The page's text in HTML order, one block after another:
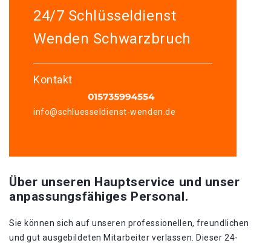
24/7 Schlüsseldienst
Wenden Schwarzbruch
Kontakt
info@schluesseldienst-wenden.de
Über unseren Hauptservice und unser
anpassungsfähiges Personal.
Sie können sich auf unseren professionellen, freundlichen
und gut ausgebildeten Mitarbeiter verlassen. Dieser 24-